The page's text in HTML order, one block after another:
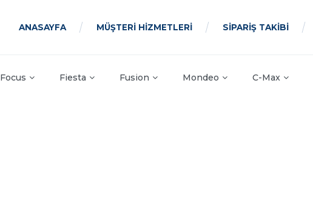
ANASAYFA MÜŞTERİ HİZMETLERİ SİPARİŞ TAKİBİ
Focus Fiesta Fusion Mondeo C-Max